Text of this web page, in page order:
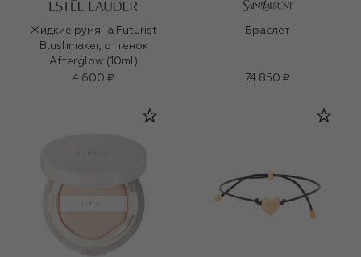
Жидкие румяна Futurist
Blushmaker, оттенок
Afterglow (10ml)
4 600 ₽
Браслет
74 850 ₽